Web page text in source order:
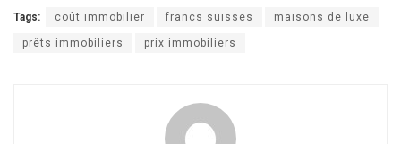
Tags: coût immobilier francs suisses maisons de luxe
prêts immobiliers prix immobiliers